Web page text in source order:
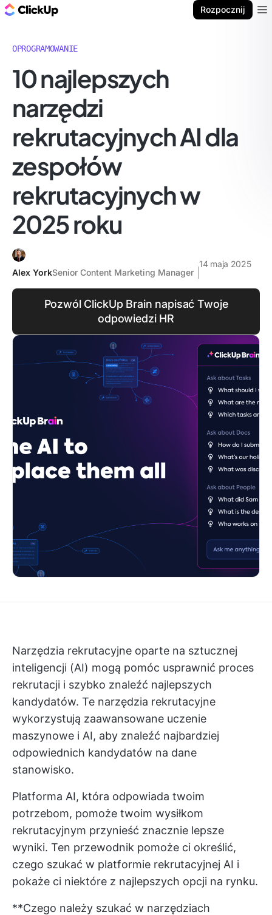
Rozpocznij
OPROGRAMOWANIE
10 najlepszych
narzędzi
rekrutacyjnych AI dla
zespołów
rekrutacyjnych w
2025 roku
Alex YorkSenior Content Marketing Manager
14 maja 2025
Pozwól ClickUp Brain napisać Twoje
odpowiedzi HR
Narzędzia rekrutacyjne oparte na sztucznej
inteligencji (AI) mogą pomóc usprawnić proces
rekrutacji i szybko znaleźć najlepszych
kandydatów. Te narzędzia rekrutacyjne
wykorzystują zaawansowane uczenie
maszynowe i AI, aby znaleźć najbardziej
odpowiednich kandydatów na dane
stanowisko.
Platforma AI, która odpowiada twoim
potrzebom, pomoże twoim wysiłkom
rekrutacyjnym przynieść znacznie lepsze
wyniki. Ten przewodnik pomoże ci określić,
czego szukać w platformie rekrutacyjnej AI i
pokaże ci niektóre z najlepszych opcji na rynku.
**Czego należy szukać w narzędziach